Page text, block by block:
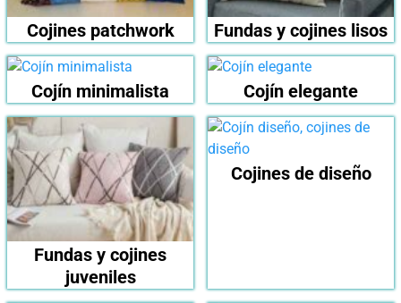
Cojines patchwork Fundas y cojines lisos
Cojín minimalista Cojín elegante
Fundas y cojines
juveniles
Cojines de diseño